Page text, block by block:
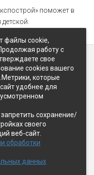
поможет в
шоссе, д.5
файлы cookie,
работу с
свое
cookies вашего
которые
удобнее для
сохранение/
своего
веб-сайт.
обработки
данных